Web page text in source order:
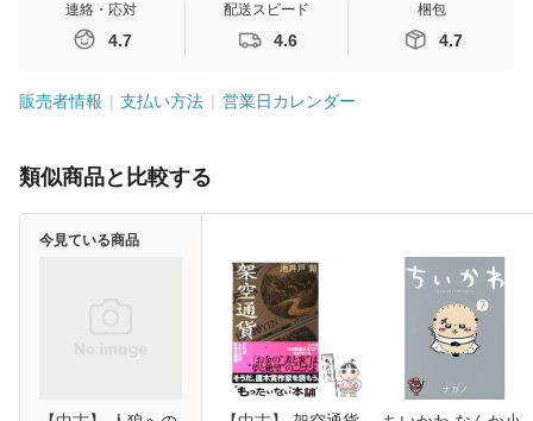
連絡・応対
4.7
配送スピード
4.6
梱包
4.7
販売者情報 支払い方法 営業日カレンダー
類似商品と比較する
今見ている商品